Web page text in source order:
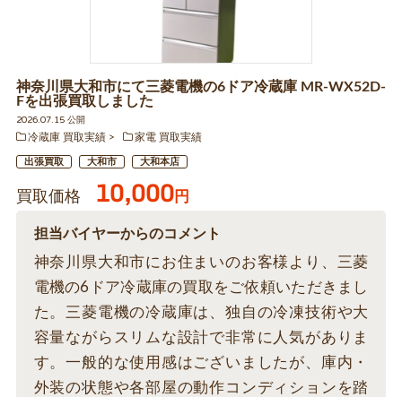
神奈川県大和市にて三菱電機の6ドア冷蔵庫 MR-WX52D-
Fを出張買取しました
2026.07.15 公開
冷蔵庫 買取実績
家電 買取実績
出張買取 大和市 大和本店
買取価格 10,000円
担当バイヤーからのコメント
神奈川県大和市にお住まいのお客様より、三菱
電機の6ドア冷蔵庫の買取をご依頼いただきまし
た。三菱電機の冷蔵庫は、独自の冷凍技術や大
容量ながらスリムな設計で非常に人気がありま
す。一般的な使用感はございましたが、庫内・
外装の状態や各部屋の動作コンディションを踏